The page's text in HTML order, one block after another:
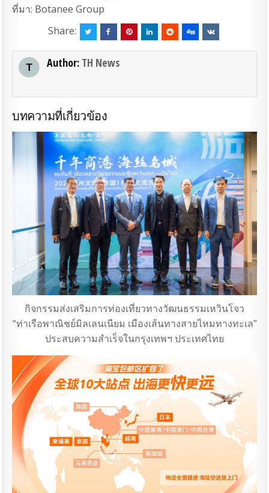
ที่มา: Botanee Group
Share:
Author: TH News
บทความที่เกี่ยวข้อง
กิจกรรมส่งเสริมการท่องเที่ยวทางวัฒนธรรมเหวินโจว
“ท่าเรือพาณิชย์มิลเลนเนียม เมืองเส้นทางสายไหมทางทะเล”
ประสบความสําเร็จในกรุงเทพฯ ประเทศไทย